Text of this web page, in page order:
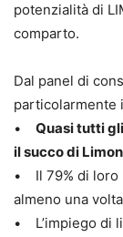
potenzialità di
comparto.
Dal panel di
particolarmente
• Quasi tutti
il succo di
• Il 79% di loro
almeno una
• L’impiego di